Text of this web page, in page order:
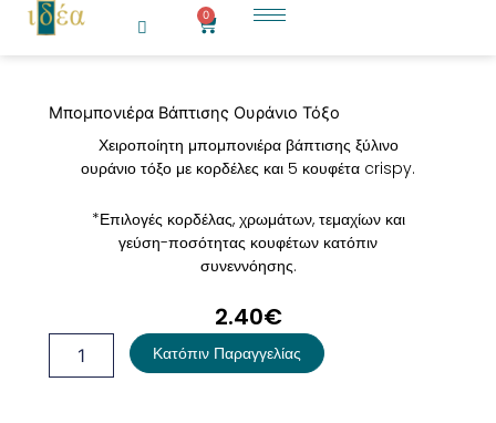
Μετάβαση
0
Cart
Μπομπονιέρα Βάπτισης Ουράνιο Τόξο
Χειροποίητη μπομπονιέρα βάπτισης ξύλινο
ουράνιο τόξο με κορδέλες και 5 κουφέτα crispy.
*Επιλογές κορδέλας, χρωμάτων, τεμαχίων και
γεύση-ποσότητας κουφέτων κατόπιν
συνεννόησης.
2.40€
Μπομπονιέρα
Βάπτισης
Κατόπιν Παραγγελίας